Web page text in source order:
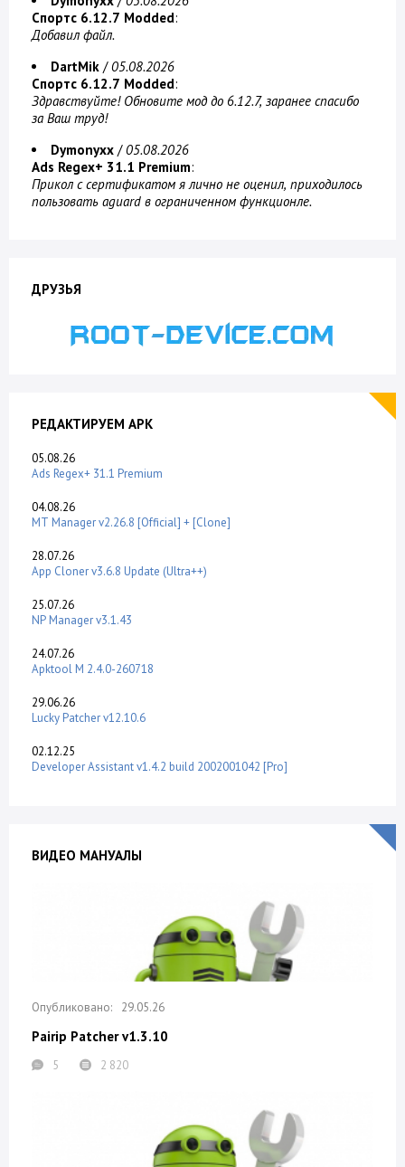
Спортс 6.12.7 Modded:
Добавил файл.
DartMik /05.08.2026
Спортс 6.12.7 Modded:
Здравствуйте! Обновите мод до 6.12.7, заранее спасибо
за Ваш труд!
Dymonyxx /05.08.2026
Ads Regex+ 31.1 Premium:
Прикол с сертификатом я лично не оценил, приходилось
пользовать aguard в ограниченном функционле.
ДРУЗЬЯ
РЕДАКТИРУЕМ APK
05.08.26
Ads Regex+ 31.1 Premium
04.08.26
MT Manager v2.26.8 [Official] + [Clone]
28.07.26
App Cloner v3.6.8 Update (Ultra++)
25.07.26
NP Manager v3.1.43
24.07.26
Apktool M 2.4.0-260718
29.06.26
Lucky Patcher v12.10.6
02.12.25
Developer Assistant v1.4.2 build 2002001042 [Pro]
ВИДЕО МАНУАЛЫ
29.05.26
Pairip Patcher v1.3.10
5 2 820